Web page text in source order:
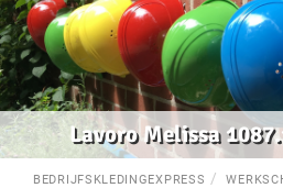
Lavoro Melissa
BEDRIJFSKLEDINGEXPRESS